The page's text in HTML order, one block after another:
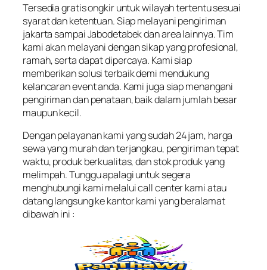
Tersedia gratis ongkir untuk wilayah tertentu sesuai
syarat dan ketentuan. Siap melayani pengiriman
jakarta sampai Jabodetabek dan area lainnya. Tim
kami akan melayani dengan sikap yang profesional,
ramah, serta dapat dipercaya. Kami siap
memberikan solusi terbaik demi mendukung
kelancaran event anda. Kami juga siap menangani
pengiriman dan penataan, baik dalam jumlah besar
maupun kecil.
Dengan pelayanan kami yang sudah 24 jam, harga
sewa yang murah dan terjangkau, pengiriman tepat
waktu, produk berkualitas, dan stok produk yang
melimpah. Tunggu apalagi untuk segera
menghubungi kami melalui call center kami atau
datang langsung ke kantor kami yang beralamat
dibawah ini :